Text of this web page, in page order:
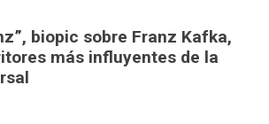
biopic sobre Franz Kafka,
más influyentes de la